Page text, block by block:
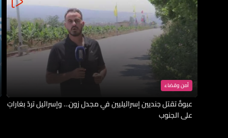
أمن وقضاء
عبوةٌ تقتل جنديين إسرائيليين في مجدل زون… وإسرائيل تردّ بغاراتٍ
على الجنوب